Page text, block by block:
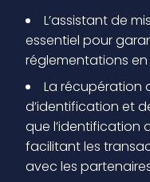
L’assistant de
essentiel pour
réglementations en
La récupération
d’identification et
que l’identification
facilitant les
avec les